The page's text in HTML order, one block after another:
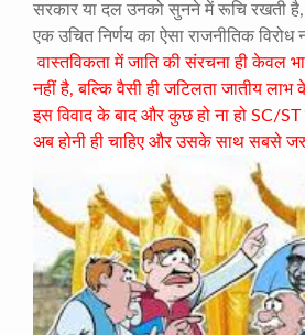
सरकार या दल उनको सुनने में रूचि रखती है,
एक उचित निर्णय का ऐसा राजनीतिक विरोध
वास्तविकता में जाति की संरचना ही केवल
नहीं है, बल्कि वैसी ही जटिलता जातीय लाभ
इस विवाद के बाद और कुछ हो ना हो SC/ST
अब होनी ही चाहिए और उसके साथ सबसे